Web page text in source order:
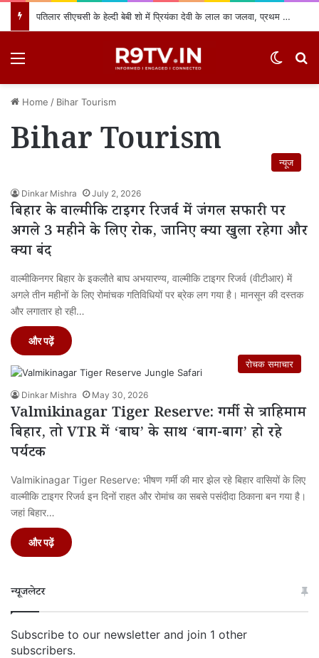
पतिलार सीएचसी के हेल्दी बेबी शो में प्रियंका देवी के लाल का जलवा, प्रथम स्थान प्राप्त कर क्षेत्र का नाम किया रोशन
Home / Bihar Tourism
Bihar Tourism न्यूज
Dinkar Mishra July 2, 2026
बिहार के वाल्मीकि टाइगर रिजर्व में जंगल सफारी पर
अगले 3 महीने के लिए रोक, जानिए क्या खुला रहेगा और
क्या बंद
वाल्मीकिनगर बिहार के इकलौते बाघ अभयारण्य, वाल्मीकि टाइगर रिजर्व (वीटीआर) में
अगले तीन महीनों के लिए रोमांचक गतिविधियों पर ब्रेक लग गया है। मानसून की दस्तक
और लगातार हो रही…
और पढ़ें
रोचक समाचार
Dinkar Mishra May 30, 2026
Valmikinagar Tiger Reserve: गर्मी से त्राहिमाम
बिहार, तो VTR में ‘बाघ’ के साथ ‘बाग-बाग’ हो रहे
पर्यटक
Valmikinagar Tiger Reserve: भीषण गर्मी की मार झेल रहे बिहार वासियों के लिए
वाल्मीकि टाइगर रिजर्व इन दिनों राहत और रोमांच का सबसे पसंदीदा ठिकाना बन गया है।
जहां बिहार…
और पढ़ें
न्यूजलेटर
Subscribe to our newsletter and join 1 other
subscribers.